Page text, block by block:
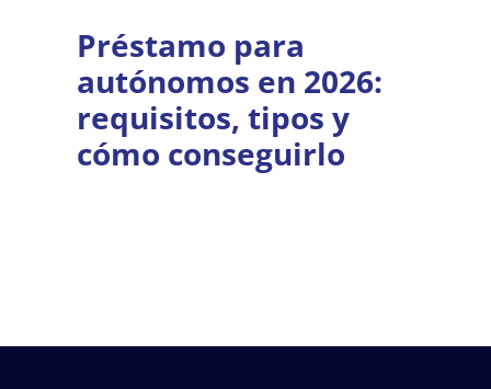
Préstamo para
autónomos en 2026:
requisitos, tipos y
cómo conseguirlo